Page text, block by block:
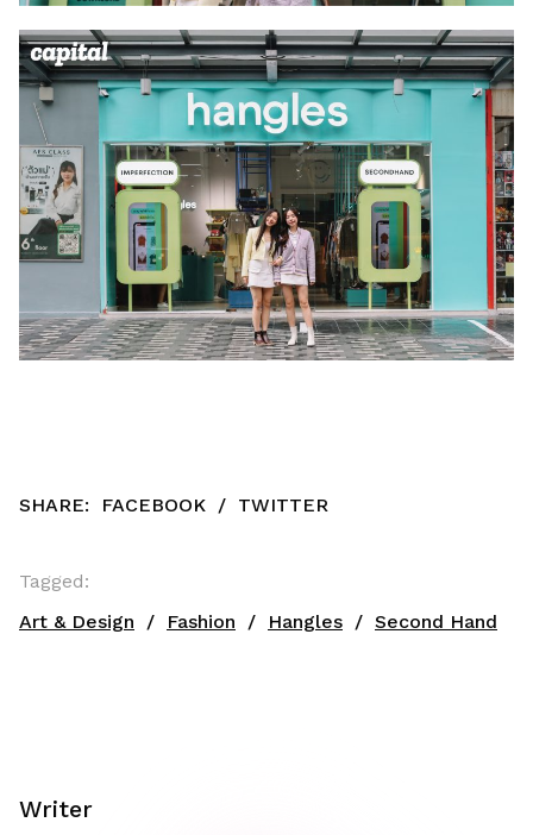
SHARE: FACEBOOK / TWITTER
Tagged:
Art & Design
Fashion Hangles Second Hand
Writer